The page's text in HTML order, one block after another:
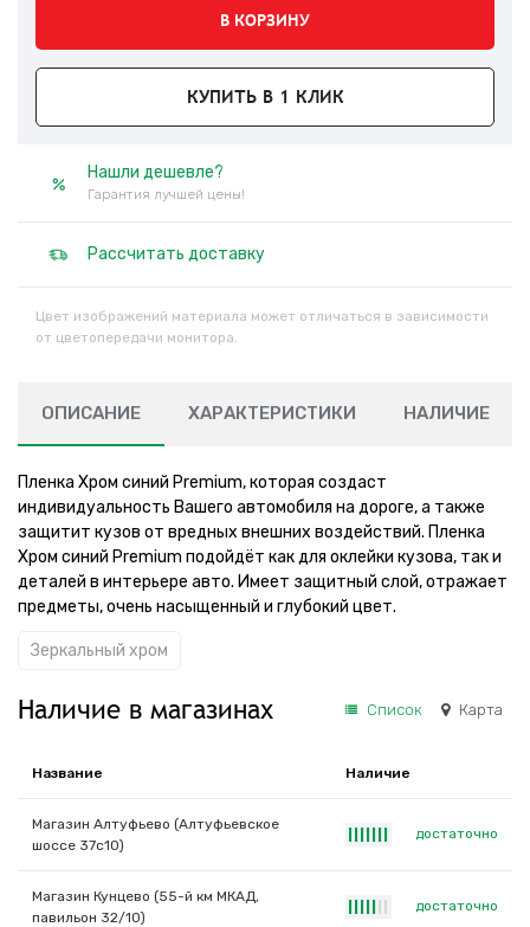
В КОРЗИНУ
КУПИТЬ В 1 КЛИК
Нашли дешевле?
Гарантия лучшей цены!
Рассчитать доставку
Цвет изображений материала может отличаться в зависимости
от цветопередачи монитора.
ОПИСАНИЕ ХАРАКТЕРИСТИКИ НАЛИЧИЕ
Пленка Хром синий Premium, которая создаст
индивидуальность Вашего автомобиля на дороге, а также
защитит кузов от вредных внешних воздействий. Пленка
Хром синий Premium подойдёт как для оклейки кузова, так и
деталей в интерьере авто. Имеет защитный слой, отражает
предметы, очень насыщенный и глубокий цвет.
Зеркальный хром
Наличие в магазинах Список Карта
Название Наличие
Магазин Алтуфьево (Алтуфьевское
шоссе 37с10)
достаточно
Магазин Кунцево (55-й км МКАД,
павильон 32/10)
достаточно